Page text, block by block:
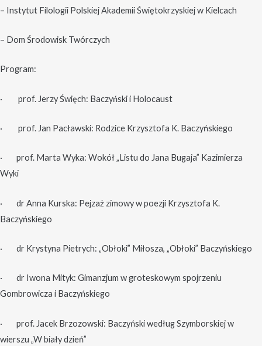
– Instytut Filologii Polskiej Akademii Świętokrzyskiej w Kielcach
– Dom Środowisk Twórczych
Program:
· prof. Jerzy Święch: Baczyński i Holocaust
· prof. Jan Pacławski: Rodzice Krzysztofa K. Baczyńskiego
· prof. Marta Wyka: Wokół „Listu do Jana Bugaja” Kazimierza
Wyki
· dr Anna Kurska: Pejzaż zimowy w poezji Krzysztofa K.
Baczyńskiego
· dr Krystyna Pietrych: „Obłoki” Miłosza, „Obłoki” Baczyńskiego
· dr Iwona Mityk: Gimanzjum w groteskowym spojrzeniu
Gombrowicza i Baczyńskiego
· prof. Jacek Brzozowski: Baczyński według Szymborskiej w
wierszu „W biały dzień”